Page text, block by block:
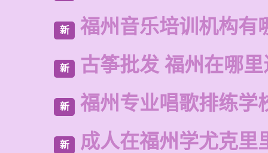
新 福州音乐培训机构有
新 古筝批发 福州在哪
新 福州专业唱歌排练学
新 成人在福州学尤克里